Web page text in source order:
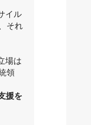
イル
それ
場は
領
援を